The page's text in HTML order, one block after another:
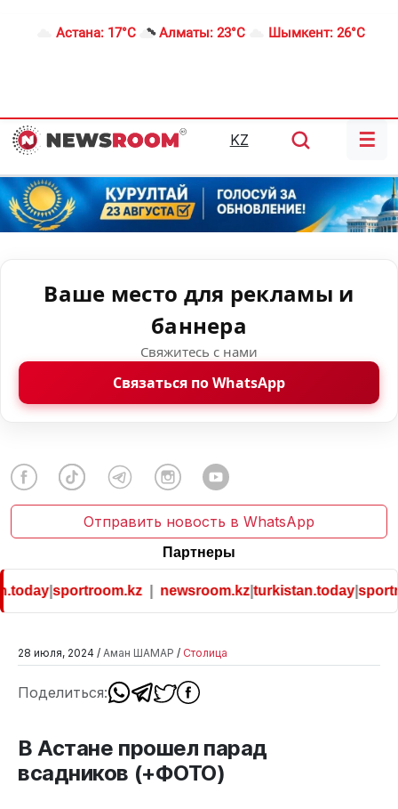
Астана: 17°C Алматы: 23°C Шымкент: 26°C
KZ ☰
Ваше место для рекламы и
баннера
Свяжитесь с нами
Связаться по WhatsApp
Отправить новость в WhatsApp
Партнеры
|sportroom.kz| newsroom.kz|turkistan.today|
28 июля, 2024 / Аман ШАМАР / Столица
Поделиться:
В Астане прошел парад
всадников (+ФОТО)